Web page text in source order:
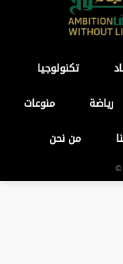
تكنولوجيا
رياضة
منوعات
من نحن
©